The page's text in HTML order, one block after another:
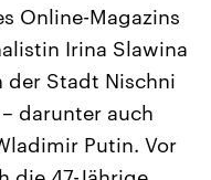
USA
Aktuelle Beiträge,
Hintergründe
Wirtschaftlich und
gehören die Vereinigten
den mächtigsten Ländern
mit großem Einfluss auf
Online-Magazins
Irina Slawina
der Stadt Nischni
darunter auch
Putin. Vor